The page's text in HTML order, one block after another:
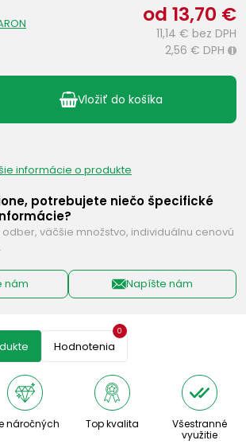
od 13,70 €
11,14 € bez DPH
2,56 € DPH i
Vložiť do košíka
informácie o produkte
potrebujete niečo špecifické
odber, väčšie množstvo, individuálnu cenovú
nám Napíšte nám
Hodnotenia
0
náročných Top kvalita
Všestranné
využitie